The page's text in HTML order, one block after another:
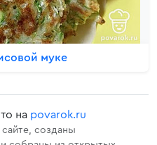
муке
на povarok.ru
созданы